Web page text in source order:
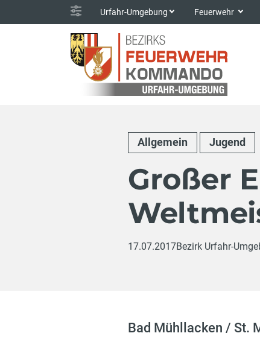
Urfahr-Umgebung Feuerwehr
Allgemein Jugend
Großer
17.07.2017Bezirk Urfahr-
Bad Mühllacken / St.